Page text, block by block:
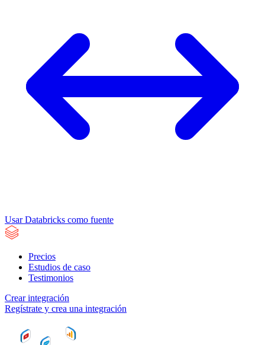
Usar Databricks como fuente
Precios
Estudios de caso
Testimonios
Crear integración
Regístrate y crea una integración